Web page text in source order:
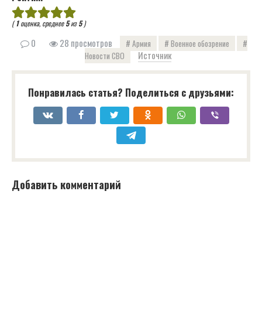
(1оценка, среднее5из5)
0 28 просмотров Армия
Военное обозрение
Новости СВО
Источник
Понравилась статья? Поделиться с друзьями:
Добавить комментарий